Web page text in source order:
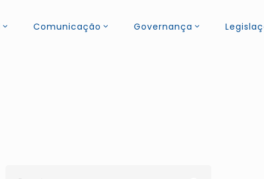
Comunicação Governança